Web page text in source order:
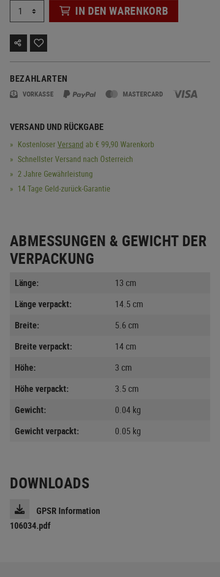
IN DEN WARENKORB
BEZAHLARTEN
VORKASSE MASTERCARD
VERSAND UND RÜCKGABE
KostenloserVersand ab € 99,90 Warenkorb
Schnellster Versand nach Österreich
2 Jahre Gewährleistung
14 Tage Geld-zurück-Garantie
ABMESSUNGEN & GEWICHT DER
VERPACKUNG
Länge:
13 cm
Länge verpackt:
14.5 cm
Breite:
5.6 cm
Breite verpackt:
14 cm
Höhe:
3 cm
Höhe verpackt:
3.5 cm
Gewicht:
0.04 kg
Gewicht verpackt:
0.05 kg
DOWNLOADS
GPSR Information
106034.pdf